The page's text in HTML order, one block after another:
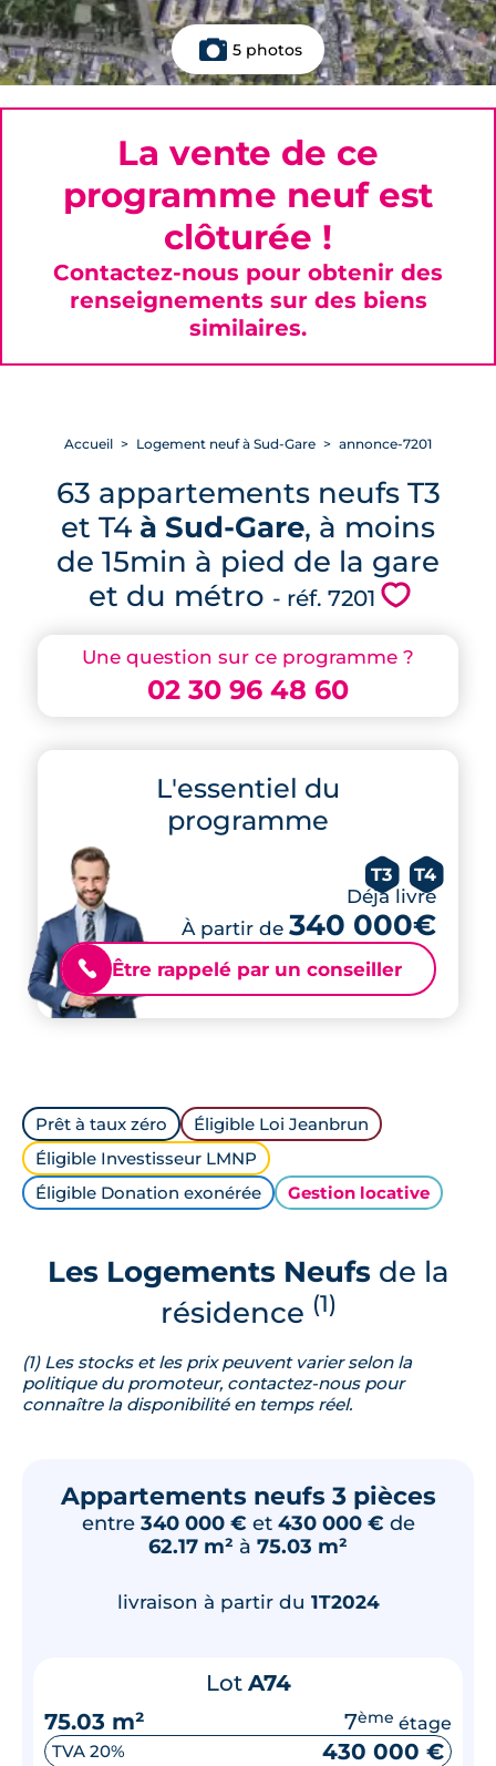
5 photos
Une question sur ce programme ?
02 30 96 48 60
L'essentiel du
programme
T3 T4
Déjà livré
À partir de 340 000€
📞 Être rappelé par un conseiller
Accueil Logement neuf à Sud-Gare annonce-7201
63 appartements neufs T3
et T4 à Sud-Gare, à moins
de 15min à pied de la gare
et du métro - réf. 7201 💗
La vente de ce
programme neuf est
clôturée !
Contactez-nous pour obtenir des
renseignements sur des biens
similaires.
Prêt à taux zéro
Éligible Loi Jeanbrun
Éligible Investisseur LMNP
Éligible Donation exonérée
Gestion locative
Les Logements Neufsde la
résidence (1)
(1) Les stocks et les prix peuvent varier selon la
politique du promoteur, contactez-nous pour
connaître la disponibilité en temps réel.
Appartements neufs 3 pièces
entre 340 000 € et 430 000 € de
62.17 m² à 75.03 m²
livraison à partir du 1T2024
Lot A74
75.03 m²
7ème étage
TVA 20% 430 000 €